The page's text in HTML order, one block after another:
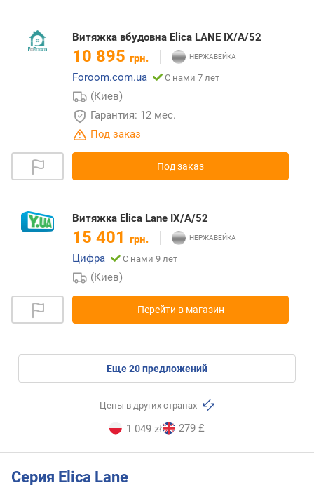
Витяжка вбудовна Elica LANE IX/A/52
10 895 грн.
Foroom.com.ua
С нами 7 лет
(Киев)
Гарантия: 12 мес.
Под заказ
Под заказ
Витяжка Elica Lane IX/A/52
15 401 грн.
Цифра
С нами 9 лет
(Киев)
Перейти в магазин
eще20предложений
Цены в других странах
1 049 zł 279 £
Серия Elica Lane